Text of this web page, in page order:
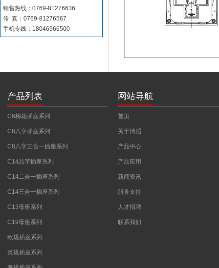
销售热线：0769-81276636
传 真：0769-81276567
手机专线：18046966500
产品列表
C6梅花插座系列
C8八字插座系列
C8八字三合一插座系列
C14品字插座系列
C14二合一插座系列
C14三合一插座系列
C13母座系列
C19母座系列
欧规插座系列
英规插座系列
网站导航
首页
关于博滔
产品中心
产品应用
新闻资讯
服务支持
人才招聘
联系我们